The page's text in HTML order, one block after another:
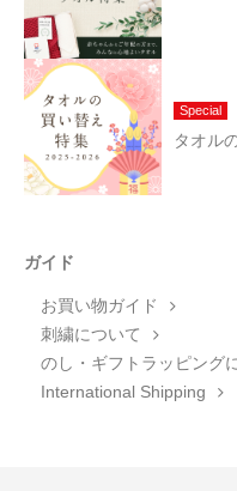
Special
タオル
ガイド
お買い物ガイド
刺繍について
のし・ギフトラッピング
International Shipping